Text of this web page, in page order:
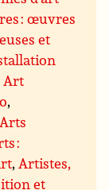
: œuvres
et
Art
,
Arts
:
,Artistes,
et